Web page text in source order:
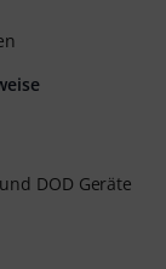
DOD Geräte